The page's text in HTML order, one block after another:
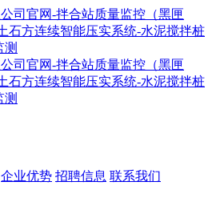
企业优势 招聘信息 联系我们